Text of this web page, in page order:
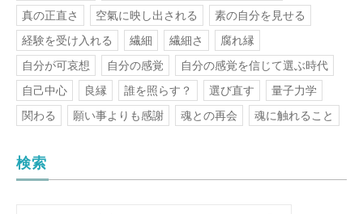
真の正直さ
空氣に映し出される
素の自分を見せる
経験を受け入れる
繊細 繊細さ
腐れ縁
自分が可哀想
自分の感覚
自分の感覚を信じて選ぶ時代
自己中心
良縁 誰を照らす？ 選び直す
量子力学
関わる
願い事よりも感謝 魂との再会 魂に触れること
検索